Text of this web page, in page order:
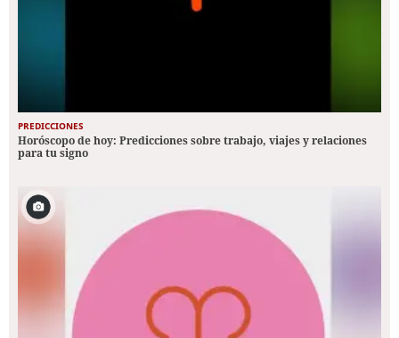
PREDICCIONES
Horóscopo de hoy: Predicciones sobre trabajo, viajes y relaciones
para tu signo